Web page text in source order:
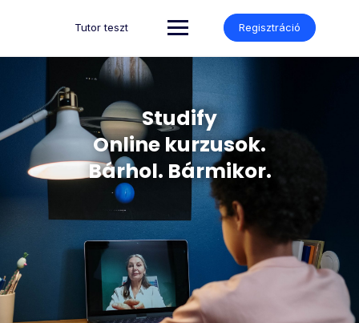
Tutor teszt Regisztráció
Studify
Online kurzusok.
Bárhol. Bármikor.